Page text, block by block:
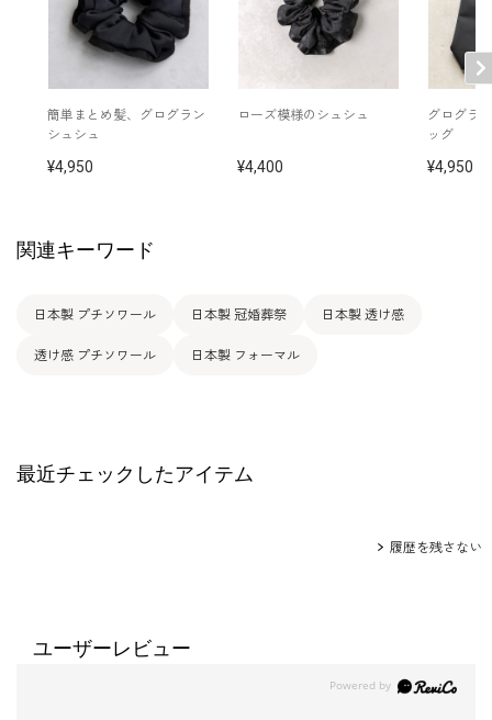
簡単まとめ髪、グログラン
シュシュ
4,950
ローズ模様のシュシュ
4,400
グログラ
ッグ
4,950
関連キーワード
日本製 プチソワール 日本製 冠婚葬祭 日本製 透け感
透け感 プチソワール 日本製 フォーマル
最近チェックしたアイテム
履歴を残さない
ユーザーレビュー